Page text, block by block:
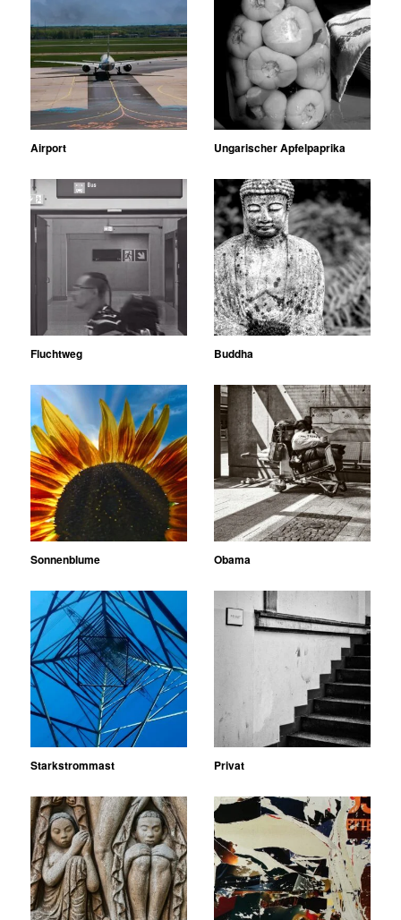
Airport Ungarischer Apfelpaprika
Fluchtweg Buddha
Sonnenblume Obama
Starkstrommast Privat